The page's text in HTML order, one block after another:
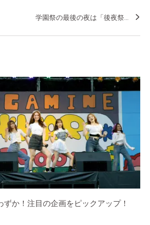
学園祭の最後の夜は「後夜祭...
か！注目の企画をピックアップ！